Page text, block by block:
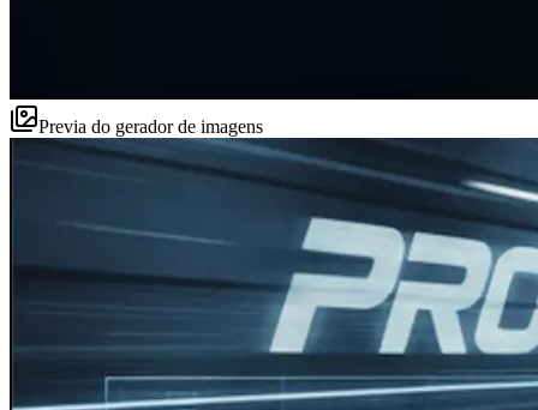
Previa do gerador de imagens